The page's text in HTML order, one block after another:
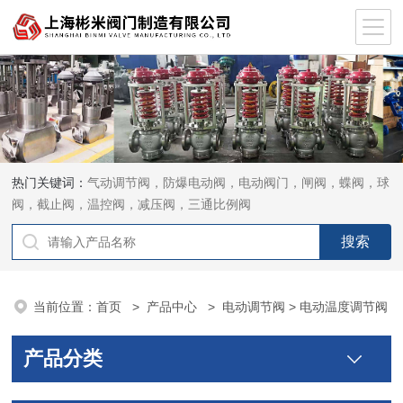
热门关键词：气动调节阀，防爆电动阀，电动阀门，闸阀，蝶阀，球
阀，截止阀，温控阀，减压阀，三通比例阀
当前位置：首页 > 产品中心 > 电动调节阀 > 电动温度调节阀
产品分类